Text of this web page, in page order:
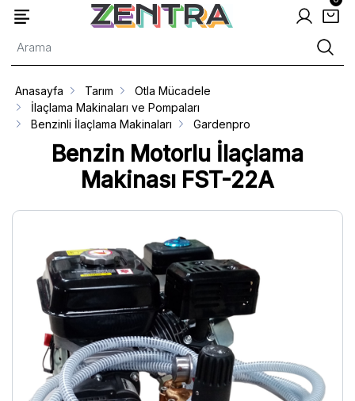
Benzin Motorlu İlaçlama
Makinası FST-22A
Anasayfa Tarım
Otla Mücadele
İlaçlama Makinaları ve Pompaları
Benzinli İlaçlama Makinaları
Gardenpro